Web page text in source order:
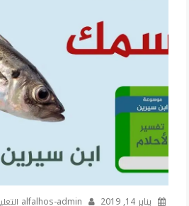
يناير 14, 2019